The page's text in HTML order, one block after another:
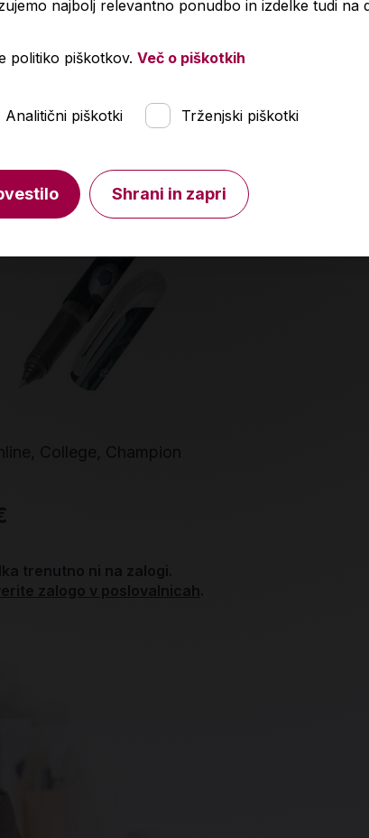
College, Champion
trenutno ni na zalogi.
zalogo v poslovalnicah.
najbolj relevantno ponudbo in izdelke tudi na
politiko piškotkov. Več o piškotkih
Analitični piškotki Trženjski piškotki
Shrani in zapri